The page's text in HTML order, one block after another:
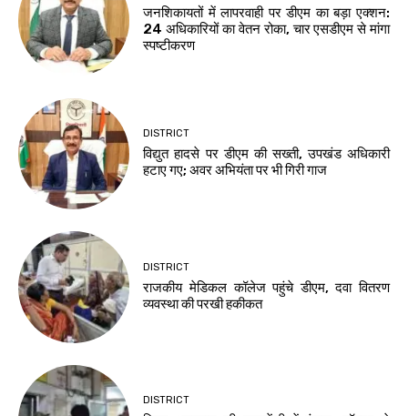
जनशिकायतों में लापरवाही पर डीएम का बड़ा एक्शन:
24 अधिकारियों का वेतन रोका, चार एसडीएम से मांगा
स्पष्टीकरण
DISTRICT
विद्युत हादसे पर डीएम की सख्ती, उपखंड अधिकारी
हटाए गए; अवर अभियंता पर भी गिरी गाज
DISTRICT
राजकीय मेडिकल कॉलेज पहुंचे डीएम, दवा वितरण
व्यवस्था की परखी हकीकत
DISTRICT